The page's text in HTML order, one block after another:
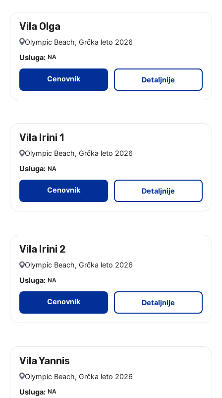
Vila Olga
Olympic Beach, Grčka leto 2026
Usluga: NA
Cenovnik Detaljnije
Vila Irini 1
Olympic Beach, Grčka leto 2026
Usluga: NA
Cenovnik Detaljnije
Vila Irini 2
Olympic Beach, Grčka leto 2026
Usluga: NA
Cenovnik Detaljnije
Vila Yannis
Olympic Beach, Grčka leto 2026
Usluga: NA